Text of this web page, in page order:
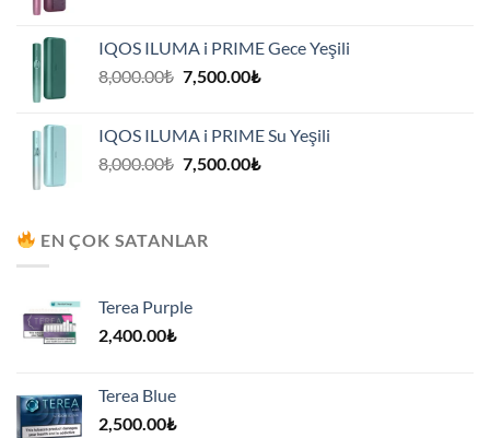
7,500.00₺.
IQOS ILUMA i PRIME Gece Yeşili
8,000.00₺ Orijinal
7,500.00₺Şu
7,500.00₺.
IQOS ILUMA i PRIME Su Yeşili
8,000.00₺ Orijinal
7,500.00₺Şu
EN ÇOK SATANLAR
Terea Purple
2,400.00₺
Terea Blue
2,500.00₺